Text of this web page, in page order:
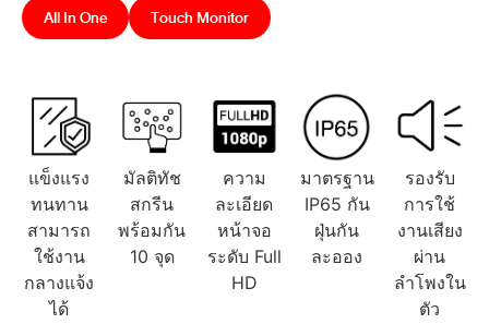
All In One Touch Monitor
แข็งแรง
ทนทาน
สามารถ
ใช้งาน
กลางแจ้ง
ได้
มัลติทัช
สกรีน
พร้อมกัน
10 จุด
ความ
ละเอียด
หน้าจอ
ระดับ Full
HD
มาตรฐาน
IP65 กัน
ฝุ่นกัน
ละออง
รองรับ
การใช้
งานเสียง
ผ่าน
ลำโพงใน
ตัว